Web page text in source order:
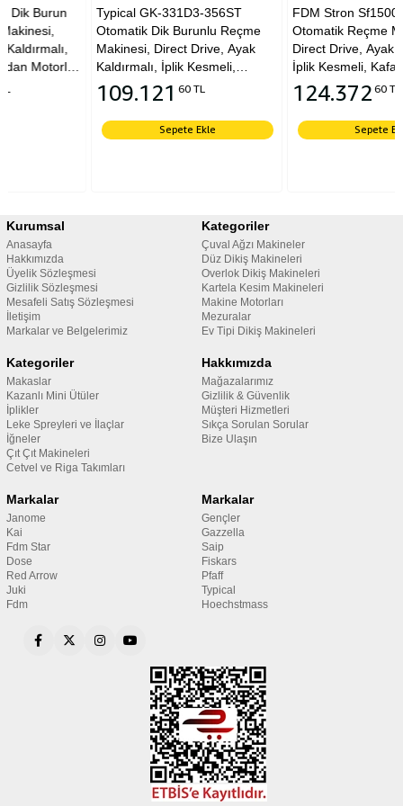
Typical GK-331D3-356ST
Otomatik Dik Burunlu Reçme
Makinesi, Direct Drive, Ayak
Kaldırmalı, İplik Kesmeli,
Kafadan Motorlu, Tabla ve
Tekerlekli Ayak
109.121 60 TL
Sepete Ekle
FDM Stron Sf1500 Dik Burun
Otomatik Reçme Makinesi,
Direct Drive, Ayak Kaldırmalı,
İplik Kesmeli, Kafadan Motorlu,
Tabla ve Tekerlekli Ayak
124.372 60 TL
Sepete Ekle
Kurumsal
Anasayfa
Hakkımızda
Üyelik Sözleşmesi
Gizlilik Sözleşmesi
Mesafeli Satış Sözleşmesi
İletişim
Markalar ve Belgelerimiz
Kategoriler
Çuval Ağzı Makineler
Düz Dikiş Makineleri
Overlok Dikiş Makineleri
Kartela Kesim Makineleri
Makine Motorları
Mezuralar
Ev Tipi Dikiş Makineleri
Kategoriler
Makaslar
Kazanlı Mini Ütüler
İplikler
Leke Spreyleri ve İlaçlar
İğneler
Çıt Çıt Makineleri
Cetvel ve Riga Takımları
Hakkımızda
Mağazalarımız
Gizlilik & Güvenlik
Müşteri Hizmetleri
Sıkça Sorulan Sorular
Bize Ulaşın
Markalar
Janome
Kai
Fdm Star
Dose
Red Arrow
Juki
Fdm
Markalar
Gençler
Gazzella
Saip
Fiskars
Pfaff
Typical
Hoechstmass